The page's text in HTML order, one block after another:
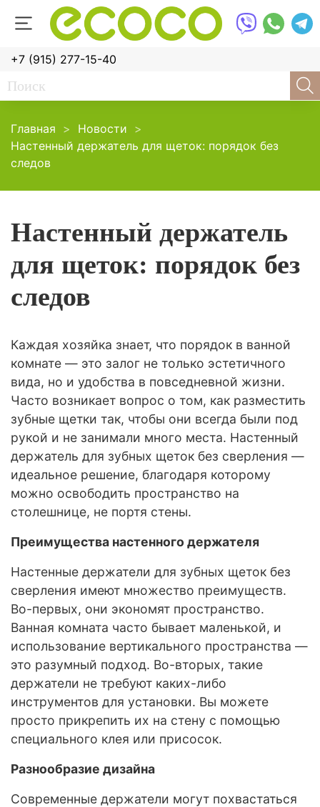
+7 (915) 277-15-40
Главная
Новости
Настенный держатель для щеток: порядок без
следов
Настенный держатель
для щеток: порядок без
следов
Каждая хозяйка знает, что порядок в ванной
комнате — это залог не только эстетичного
вида, но и удобства в повседневной жизни.
Часто возникает вопрос о том, как разместить
зубные щетки так, чтобы они всегда были под
рукой и не занимали много места. Настенный
держатель для зубных щеток без сверления —
идеальное решение, благодаря которому
можно освободить пространство на
столешнице, не портя стены.
Преимущества настенного держателя
Настенные держатели для зубных щеток без
сверления имеют множество преимуществ.
Во-первых, они экономят пространство.
Ванная комната часто бывает маленькой, и
использование вертикального пространства —
это разумный подход. Во-вторых, такие
держатели не требуют каких-либо
инструментов для установки. Вы можете
просто прикрепить их на стену с помощью
специального клея или присосок.
Разнообразие дизайна
Современные держатели могут похвастаться